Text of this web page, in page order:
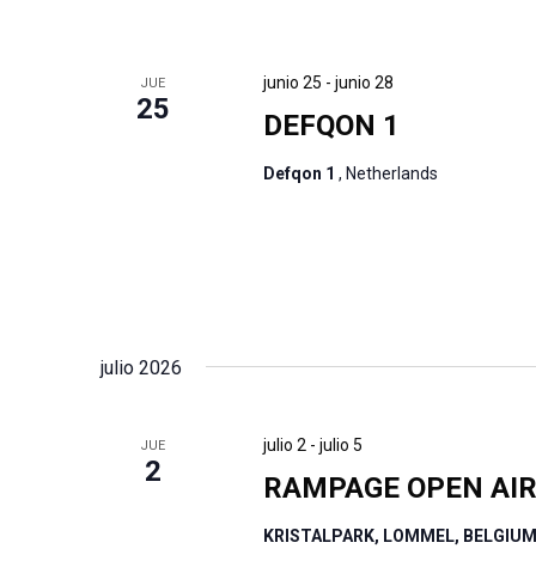
JUE
25 DEFQON 1
junio 25 - junio 28
Defqon 1 , Netherlands
julio 2026
JUE
2 RAMPAGE OPEN AIR
julio 2- julio 5
KRISTALPARK, LOMMEL, BELGIUM